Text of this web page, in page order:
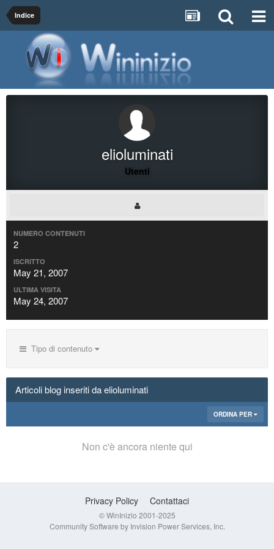
Indice
elioluminati
Utenti
NUMERO CONTENUTI
2
ISCRITTO
May 21, 2007
ULTIMA VISITA
May 24, 2007
Tipo di contenuto
Articoli blog inseriti da elioluminati
ORDINA PER
Non c'è ancora niente qui
Privacy Policy Contattaci
© WinInizio 2001-2025
Community Software by Invision Power Services, Inc.